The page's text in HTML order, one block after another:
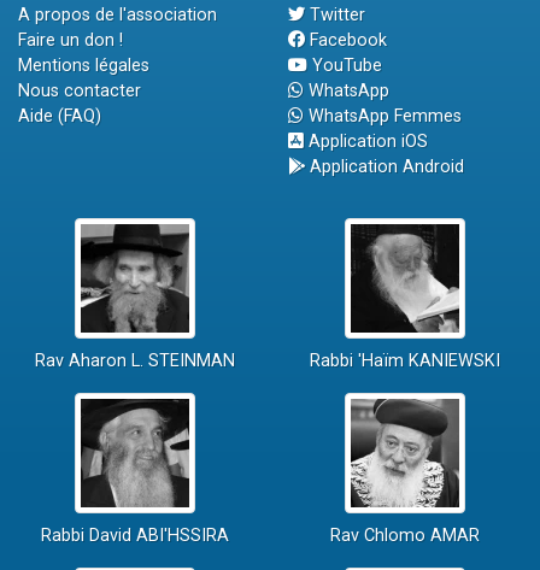
A propos de l'association
Faire un don !
Mentions légales
Nous contacter
Aide (FAQ)
Twitter
Facebook
YouTube
WhatsApp
WhatsApp Femmes
Application iOS
Application Android
Rav Aharon L. STEINMAN Rabbi 'Haïm KANIEWSKI
Rabbi David ABI'HSSIRA Rav Chlomo AMAR